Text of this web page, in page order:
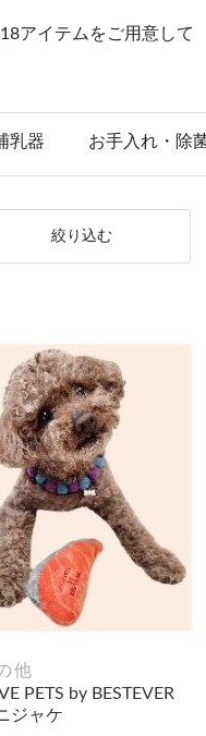
アイテムをご用意して
乳器 お手入れ・除
絞り込む
他
PETS by BESTEVER
ジャケ